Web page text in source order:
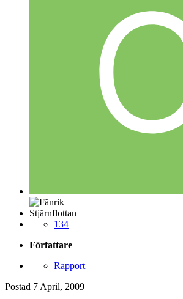
Stjärnflottan
134
Författare
Rapport
Postad 7 April, 2009